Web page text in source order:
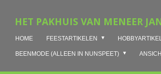
direct
hoofdinhoud
HET PAKHUIS VAN MENEER
HOME FEESTARTIKELEN
BEENMODE (ALLEEN IN NUNSPEET)